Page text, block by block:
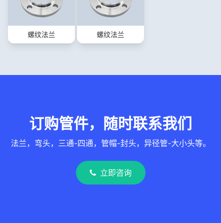
螺纹法兰 螺纹法兰
订购管件，随时联系我们
法兰，弯头，三通-四通，管帽-封头，异径管-大小头等。
立即咨询